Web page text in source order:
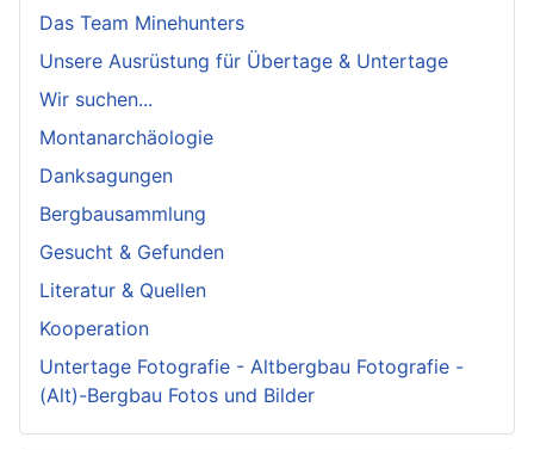
Das Team Minehunters
Unsere Ausrüstung für Übertage & Untertage
Wir suchen...
Montanarchäologie
Danksagungen
Bergbausammlung
Gesucht & Gefunden
Literatur & Quellen
Kooperation
Untertage Fotografie - Altbergbau Fotografie -
(Alt)-Bergbau Fotos und Bilder